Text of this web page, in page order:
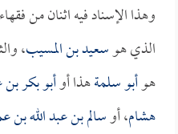
وهذا الإسناد فيه اثنان من
الذي هوسعيد بن المسيب،
هوأبو سلمةهذا أوأبو بكر
هشام، أوسالم بن عبد الله